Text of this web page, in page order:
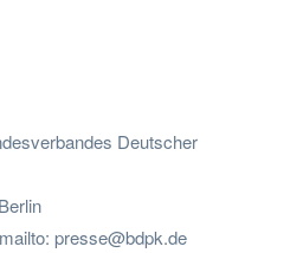
Deutscher
presse@bdpk.de